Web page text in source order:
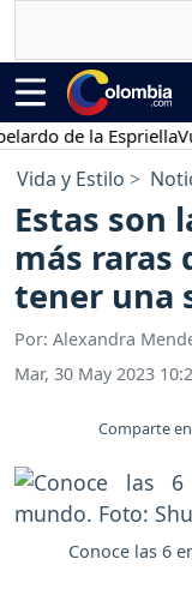
de la EspriellaVuelta
Vida y Estilo
Estas son
más raras
tener una
Por: Alexandra
Mar, 30 May 2023
Comparte
Conoce las 6